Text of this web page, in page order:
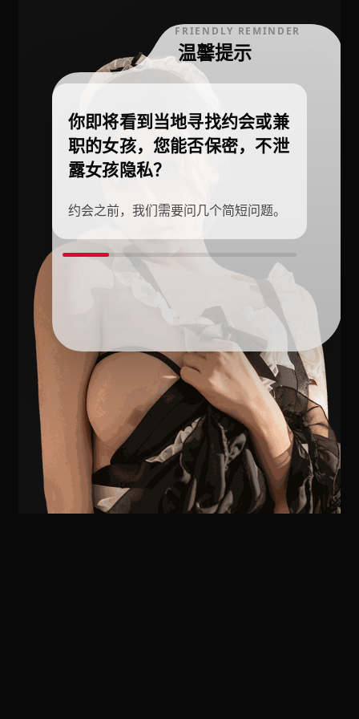
FRIENDLY REMINDER
温馨提示
你即将看到当地寻找约会或兼
职的女孩，您能否保密，不泄
露女孩隐私？
约会之前，我们需要问几个简短问题。